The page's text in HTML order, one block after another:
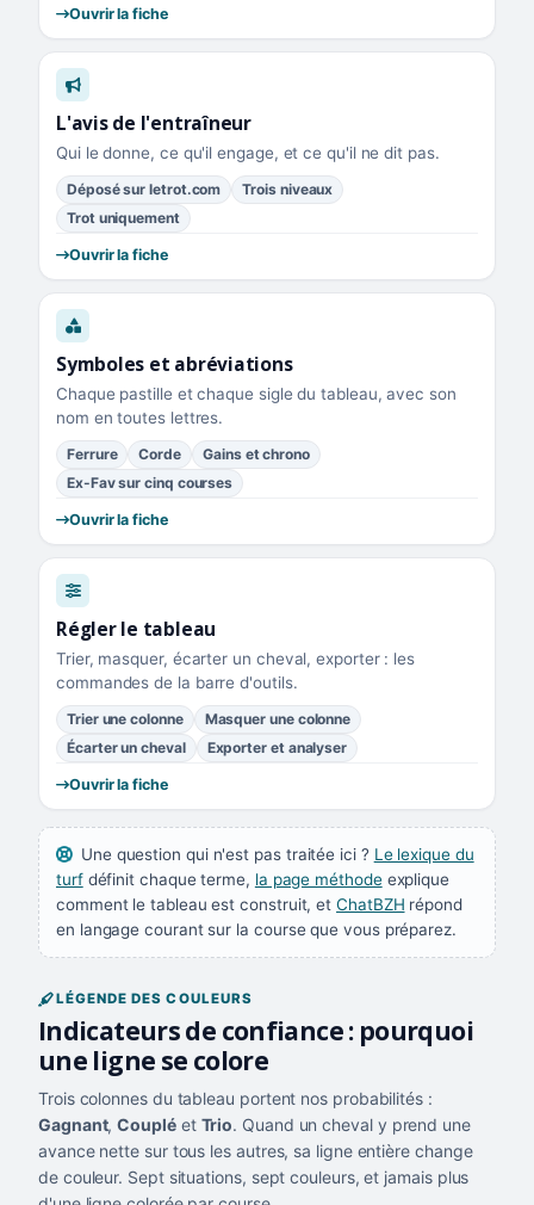
Ouvrir la fiche
L'avis de l'entraîneur
Qui le donne, ce qu'il engage, et ce qu'il ne dit pas.
Déposé sur letrot.com
Trois niveaux
Trot uniquement
Ouvrir la fiche
Symboles et abréviations
Chaque pastille et chaque sigle du tableau, avec son
nom en toutes lettres.
Ferrure Corde
Gains et chrono
Ex-Fav sur cinq courses
Ouvrir la fiche
Régler le tableau
Trier, masquer, écarter un cheval, exporter : les
commandes de la barre d'outils.
Trier une colonne
Masquer une colonne
Écarter un cheval
Exporter et analyser
Ouvrir la fiche
Une question qui n'est pas traitée ici ? Le lexique du
turfdéfinit chaque terme, la page méthodeexplique
comment le tableau est construit, etChatBZH répond
en langage courant sur la course que vous préparez.
LÉGENDE DES COULEURS
Indicateurs de confiance : pourquoi
une ligne se colore
Trois colonnes du tableau portent nos probabilités :
Gagnant,Coupléet Trio. Quand un cheval y prend une
avance nette sur tous les autres, sa ligne entière change
de couleur. Sept situations, sept couleurs, et jamais plus